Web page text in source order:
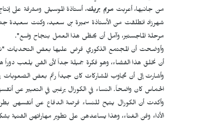
من جانبها، أعربتمريم بريك، أستاذة الموسيقى ومشرفة على
شهرزاد انطلقت من الأستاذة سميرة بن سعيد، وكنت سعيدة جداً
مرحلة الماجستير، وآمل أن يحظى هذا العمل بنجاح واسع".
وأوضحت أن المجتمع الذكوري فرض عليها بعض التحديات
أن نخلق هذا الفضاء، وهو فكرة جميلة جداً لأن الفن يلعب دوراً
وأشارت إلى أن تجاوب المشاركات كان جيداً رغم بعض
الحماس كان واضحاً. النساء في الكورال يرغبن في التعبير عن
وأكدت أن الكورال يتيح للنساء فرصة الدفاع عن أنفسهن
الأداء وفن الغناء، وهذا يساعدهن على تطوير مهاراتهن الفنية